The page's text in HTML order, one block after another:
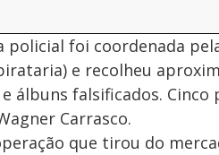
policial foi coordenada
e recolheu
álbuns falsificados.
Carrasco.
que tirou do